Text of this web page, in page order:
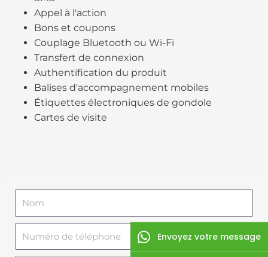
Appel à l'action
Bons et coupons
Couplage Bluetooth ou Wi-Fi
Transfert de connexion
Authentification du produit
Balises d'accompagnement mobiles
Étiquettes électroniques de gondole
Cartes de visite
m
Envoyez votre message